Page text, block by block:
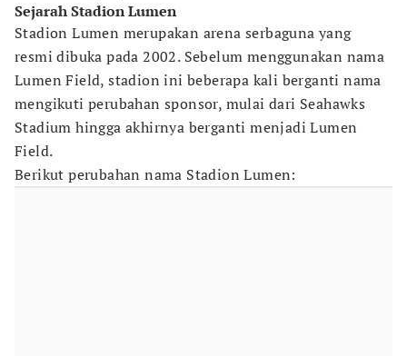
Sejarah Stadion Lumen
Stadion Lumen merupakan arena serbaguna yang
resmi dibuka pada 2002. Sebelum menggunakan nama
Lumen Field, stadion ini beberapa kali berganti nama
mengikuti perubahan sponsor, mulai dari Seahawks
Stadium hingga akhirnya berganti menjadi Lumen
Field.
Berikut perubahan nama Stadion Lumen: